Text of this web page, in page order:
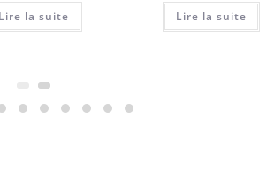
Lire la suite Lire la suite